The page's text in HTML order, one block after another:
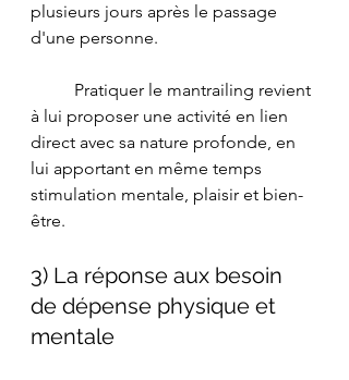
plusieurs jours après le passage
d'une personne.
à lui proposer une activité en lien
direct avec sa nature profonde, en
lui apportant en même temps
stimulation mentale, plaisir et bien-
être.
3) La réponse aux besoin
de dépense physique et
mentale